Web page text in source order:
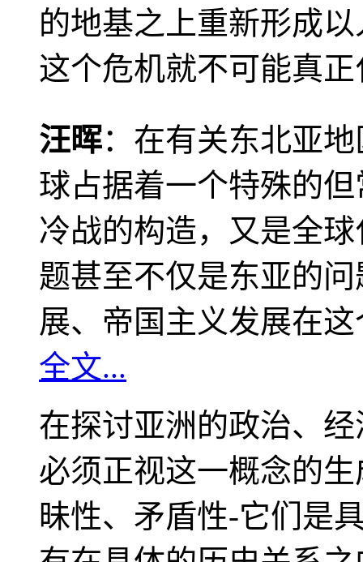
的地基之上重新形成
这个危机就不可能真
汪晖：在有关东北亚
球占据着一个特殊的
冷战的构造，又是全
题甚至不仅是东亚的
展、帝国主义发展在
全文...
在探讨亚洲的政治、
必须正视这一概念的
昧性、矛盾性-它们是